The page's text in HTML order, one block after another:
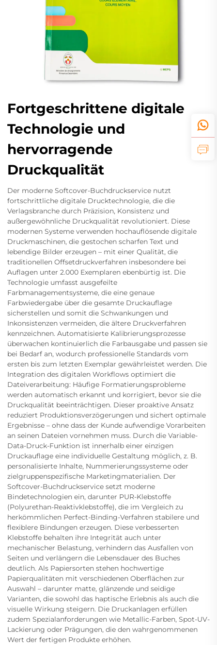
Fortgeschrittene digitale
Technologie und
hervorragende
Druckqualität
Der moderne Softcover-Buchdruckservice nutzt
fortschrittliche digitale Drucktechnologie, die die
Verlagsbranche durch Präzision, Konsistenz und
außergewöhnliche Druckqualität revolutioniert. Diese
modernen Systeme verwenden hochauflösende digitale
Druckmaschinen, die gestochen scharfen Text und
lebendige Bilder erzeugen – mit einer Qualität, die
traditionellen Offsetdruckverfahren insbesondere bei
Auflagen unter 2.000 Exemplaren ebenbürtig ist. Die
Technologie umfasst ausgefeilte
Farbmanagementsysteme, die eine genaue
Farbwiedergabe über die gesamte Druckauflage
sicherstellen und somit die Schwankungen und
Inkonsistenzen vermeiden, die ältere Druckverfahren
kennzeichnen. Automatisierte Kalibrierungsprozesse
überwachen kontinuierlich die Farbausgabe und passen sie
bei Bedarf an, wodurch professionelle Standards vom
ersten bis zum letzten Exemplar gewährleistet werden. Die
Integration des digitalen Workflows optimiert die
Dateiverarbeitung: Häufige Formatierungsprobleme
werden automatisch erkannt und korrigiert, bevor sie die
Druckqualität beeinträchtigen. Dieser proaktive Ansatz
reduziert Produktionsverzögerungen und sichert optimale
Ergebnisse – ohne dass der Kunde aufwendige Vorarbeiten
an seinen Dateien vornehmen muss. Durch die Variable-
Data-Druck-Funktion ist innerhalb einer einzigen
Druckauflage eine individuelle Gestaltung möglich, z. B.
personalisierte Inhalte, Nummerierungssysteme oder
zielgruppenspezifische Marketingmaterialien. Der
Softcover-Buchdruckservice setzt moderne
Bindetechnologien ein, darunter PUR-Klebstoffe
(Polyurethan-Reaktivklebstoffe), die im Vergleich zu
herkömmlichen Perfect-Binding-Verfahren stabilere und
flexiblere Bindungen erzeugen. Diese verbesserten
Klebstoffe behalten ihre Integrität auch unter
mechanischer Belastung, verhindern das Ausfallen von
Seiten und verlängern die Lebensdauer des Buches
deutlich. Als Papiersorten stehen hochwertige
Papierqualitäten mit verschiedenen Oberflächen zur
Auswahl – darunter matte, glänzende und seidige
Varianten, die sowohl das haptische Erlebnis als auch die
visuelle Wirkung steigern. Die Druckanlagen erfüllen
zudem Spezialanforderungen wie Metallic-Farben, Spot-UV-
Lackierung oder Prägungen, die den wahrgenommenen
Wert der fertigen Produkte erhöhen.